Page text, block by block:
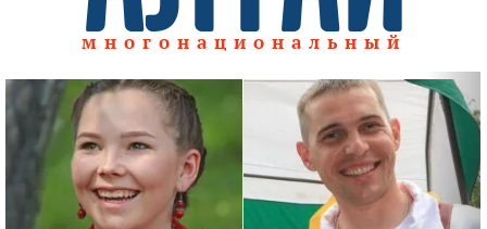
многонациональный